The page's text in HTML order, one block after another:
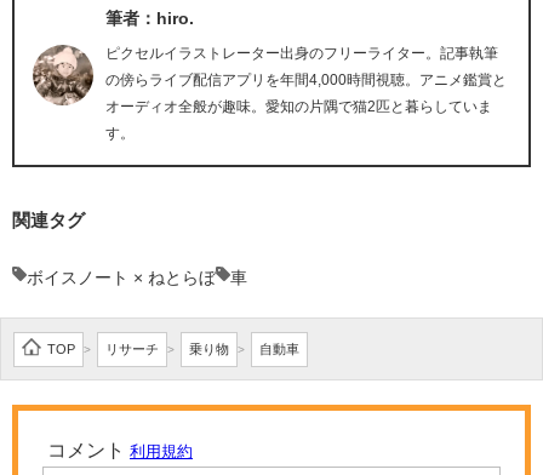
筆者：hiro.
ピクセルイラストレーター出身のフリーライター。記事執筆
の傍らライブ配信アプリを年間4,000時間視聴。アニメ鑑賞と
オーディオ全般が趣味。愛知の片隅で猫2匹と暮らしていま
す。
関連タグ
ボイスノート × ねとらぼ 車
TOP > リサーチ > 乗り物 > 自動車